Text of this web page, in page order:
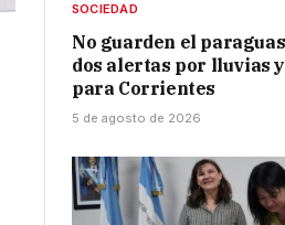
SOCIEDAD
No guarden el
dos alertas por lluvias
para Corrientes
5 de agosto de 2026